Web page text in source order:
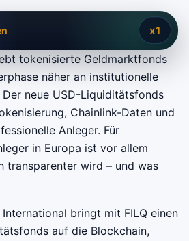
x1
tokenisierte Geldmarktfonds
näher an institutionelle
neue USD-Liquiditätsfonds
Chainlink-Daten und
Anleger. Für
in Europa ist vor allem
transparenter wird – und was
bringt mit FILQ einen
auf die Blockchain,